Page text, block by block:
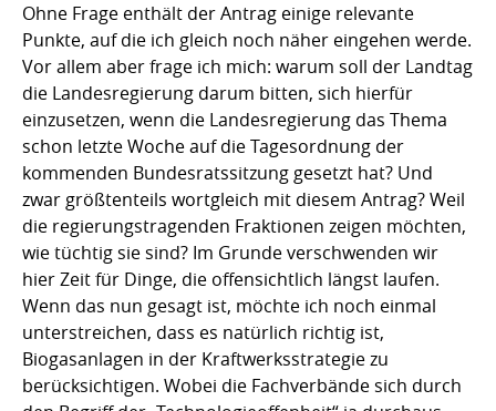
Ohne Frage enthält der Antrag einige relevante
Punkte, auf die ich gleich noch näher eingehen werde.
Vor allem aber frage ich mich: warum soll der Landtag
die Landesregierung darum bitten, sich hierfür
einzusetzen, wenn die Landesregierung das Thema
schon letzte Woche auf die Tagesordnung der
kommenden Bundesratssitzung gesetzt hat? Und
zwar größtenteils wortgleich mit diesem Antrag? Weil
die regierungstragenden Fraktionen zeigen möchten,
wie tüchtig sie sind? Im Grunde verschwenden wir
hier Zeit für Dinge, die offensichtlich längst laufen.
Wenn das nun gesagt ist, möchte ich noch einmal
unterstreichen, dass es natürlich richtig ist,
Biogasanlagen in der Kraftwerksstrategie zu
berücksichtigen. Wobei die Fachverbände sich durch